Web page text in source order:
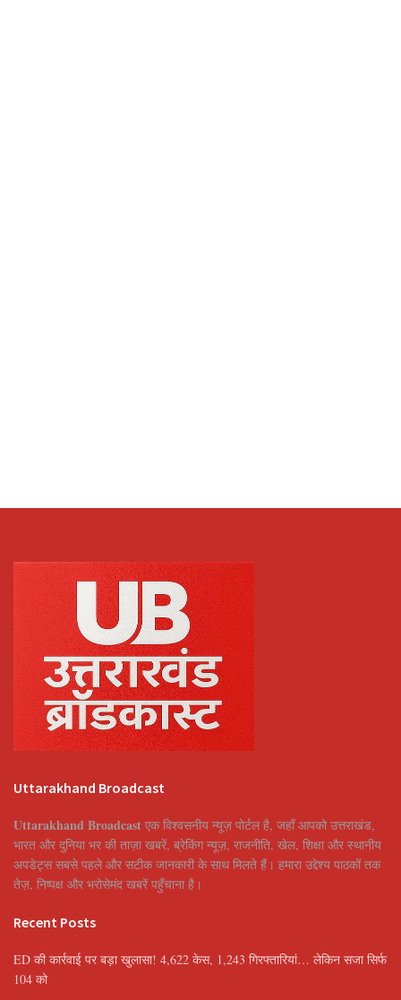
Uttarakhand Broadcast
Uttarakhand Broadcast एक विश्वसनीय न्यूज़ पोर्टल है, जहाँ आपको उत्तराखंड,
भारत और दुनिया भर की ताज़ा खबरें, ब्रेकिंग न्यूज़, राजनीति, खेल, शिक्षा और स्थानीय
अपडेट्स सबसे पहले और सटीक जानकारी के साथ मिलते हैं। हमारा उद्देश्य पाठकों तक
तेज़, निष्पक्ष और भरोसेमंद खबरें पहुँचाना है।
Recent Posts
ED की कार्रवाई पर बड़ा खुलासा! 4,622 केस, 1,243 गिरफ्तारियां… लेकिन सजा सिर्फ
104 को